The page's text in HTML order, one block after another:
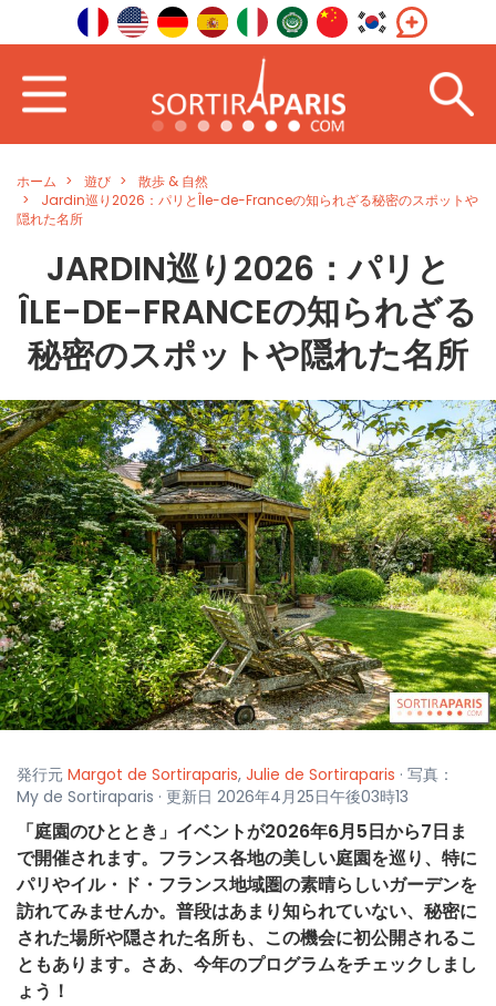
ホーム 遊び
散歩 & 自然
Jardin巡り2026：パリとÎle-de-Franceの知られざる秘密のスポットや
隠れた名所
JARDIN巡り2026：パリと
ÎLE-DE-FRANCEの知られざる
秘密のスポットや隠れた名所
発行元 Margot de Sortiraparis, Julie de Sortiraparis · 写真：
My de Sortiraparis · 更新日 2026年4月25日午後03時13
「庭園のひととき」イベントが2026年6月5日から7日ま
で開催されます。フランス各地の美しい庭園を巡り、特に
パリやイル・ド・フランス地域圏の素晴らしいガーデンを
訪れてみませんか。普段はあまり知られていない、秘密に
された場所や隠された名所も、この機会に初公開されるこ
ともあります。さあ、今年のプログラムをチェックしまし
ょう！